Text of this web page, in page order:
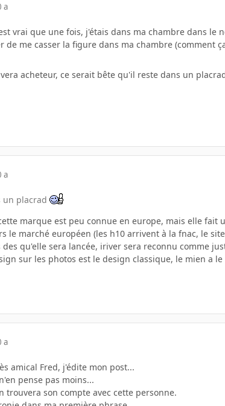
a
vrai que une fois, j'étais dans ma chambre dans
de me casser la figure dans ma chambre (comment
acheteur, ce serait bête qu'il reste dans un
a
un placrad
marque est peu connue en europe, mais elle
le marché européen (les h10 arrivent à la fnac, le
qu'elle sera lancée, iriver sera reconnu comme
sur les photos est le design classique, le mien a
a
amical Fred, j'édite mon post...
pense pas moins...
trouvera son compte avec cette personne.